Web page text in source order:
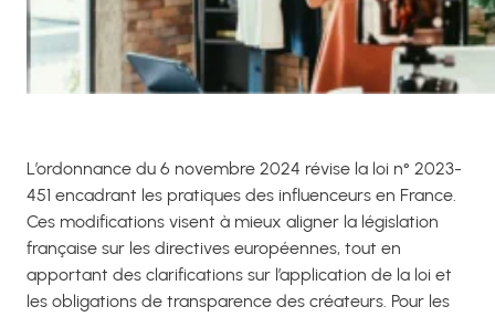
L’ordonnance du 6 novembre 2024 révise la loi n° 2023-
451 encadrant les pratiques des influenceurs en France.
Ces modifications visent à mieux aligner la législation
française sur les directives européennes, tout en
apportant des clarifications sur l’application de la loi et
les obligations de transparence des créateurs. Pour les